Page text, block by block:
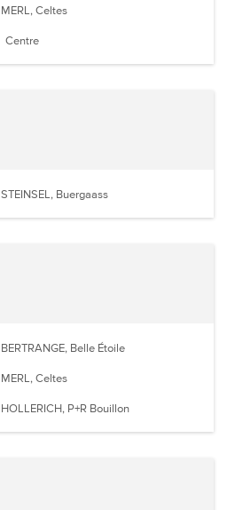
MERL, Celtes
Centre
STEINSEL, Buergaass
BERTRANGE, Belle Étoile
MERL, Celtes
HOLLERICH, P+R Bouillon